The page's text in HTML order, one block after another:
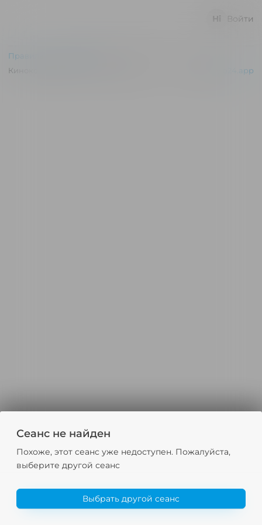
Войти
Правила и соглашения
Киноконцертный зал "Эльдар" © 2026
p24.app
Сеанс не найден
Похоже, этот сеанс уже недоступен. Пожалуйста,
выберите другой сеанс
Выбрать другой сеанс